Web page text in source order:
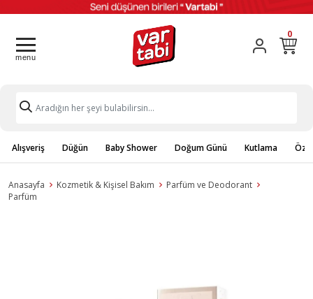
0
Alışveriş Düğün Baby Shower Doğum Günü Kutlama
Anasayfa Kozmetik & Kişisel Bakım
Parfüm ve Deodorant
Parfüm